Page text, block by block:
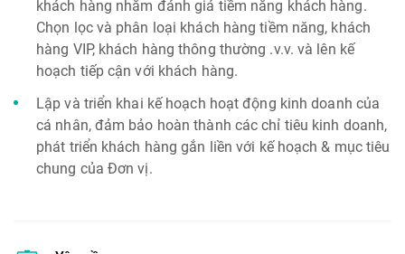
khách hàng nhằm đánh giá tiềm năng khách hàng.
Chọn lọc và phân loại khách hàng tiềm năng, khách
hàng VIP, khách hàng thông thường .v.v. và lên kế
hoạch tiếp cận với khách hàng.
Lập và triển khai kế hoạch hoạt động kinh doanh của
cá nhân, đảm bảo hoàn thành các chỉ tiêu kinh doanh,
phát triển khách hàng gắn liền với kế hoạch & mục tiêu
chung của Đơn vị.